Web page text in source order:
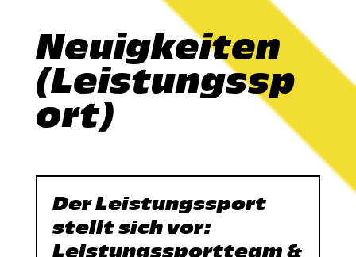
Neuigkeiten
(Leistungssp
ort)
Der Leistungssport
stellt sich vor:
Leistungssportteam &